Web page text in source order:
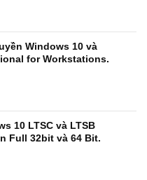
Windows 10 và
for Workstations.
10 LTSC và LTSB
Full 32bit và 64 Bit.